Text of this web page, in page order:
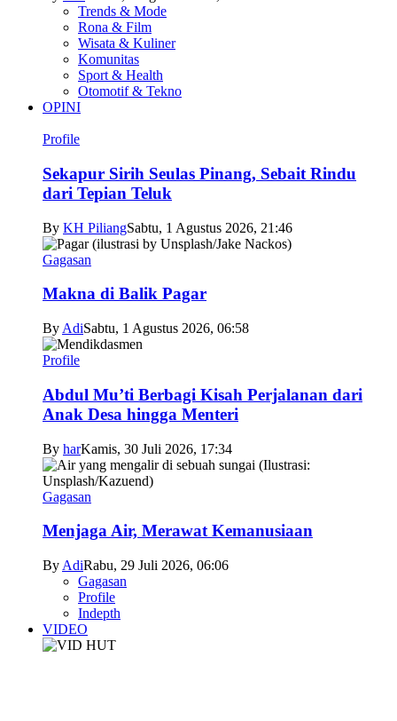
Trends & Mode
Rona & Film
Wisata & Kuliner
Komunitas
Sport & Health
Otomotif & Tekno
OPINI
Profile
Sekapur Sirih Seulas Pinang, Sebait Rindu
dari Tepian Teluk
By KH PiliangSabtu, 1 Agustus 2026, 21:46
Gagasan
Makna di Balik Pagar
By AdiSabtu, 1 Agustus 2026, 06:58
Profile
Abdul Mu’ti Berbagi Kisah Perjalanan dari
Anak Desa hingga Menteri
By harKamis, 30 Juli 2026, 17:34
Gagasan
Menjaga Air, Merawat Kemanusiaan
By AdiRabu, 29 Juli 2026, 06:06
Gagasan
Profile
Indepth
VIDEO